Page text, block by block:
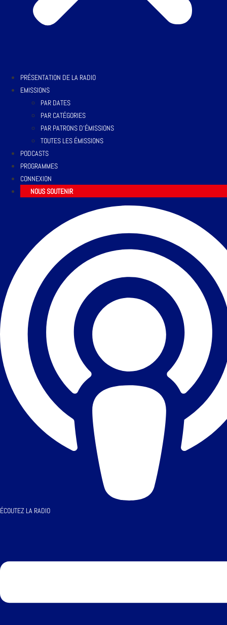
PRÉSENTATION DE LA RADIO
EMISSIONS
PAR DATES
PAR CATÉGORIES
PAR PATRONS D’ÉMISSIONS
TOUTES LES ÉMISSIONS
PODCASTS
PROGRAMMES
CONNEXION
NOUS SOUTENIR
ÉCOUTEZ LA RADIO